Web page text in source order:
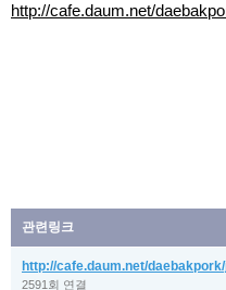
http://cafe.daum.net/
관련링크
http://cafe.daum.net/
2591회 연결